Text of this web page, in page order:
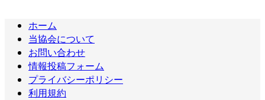
ホーム
当協会について
お問い合わせ
情報投稿フォーム
プライバシーポリシー
利用規約